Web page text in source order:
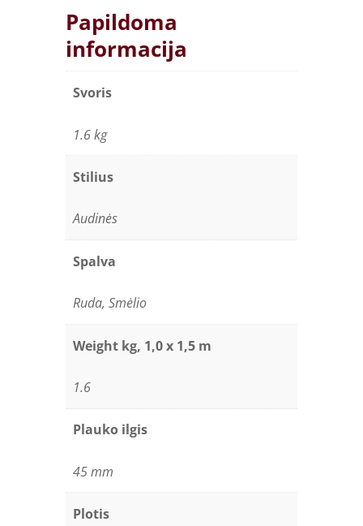
minkštas
šilko
efektas
Camel
quantity
Papildoma
informacija
Svoris
1.6 kg
Stilius
Audinės
Spalva
Ruda, Smėlio
Weight kg, 1,0 x 1,5 m
1.6
Plauko ilgis
45 mm
Plotis